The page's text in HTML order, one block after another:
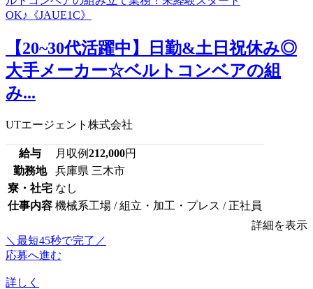
【20~30代活躍中】日勤&土日祝休み◎
大手メーカー☆ベルトコンベアの組
み...
UTエージェント株式会社
給与 月収例212,000円
勤務地
兵庫県 三木市
寮・社宅 なし
仕事内容 機械系工場 / 組立・加工・プレス / 正社員
詳細を表示
＼最短45秒で完了／
応募へ進む
詳しく